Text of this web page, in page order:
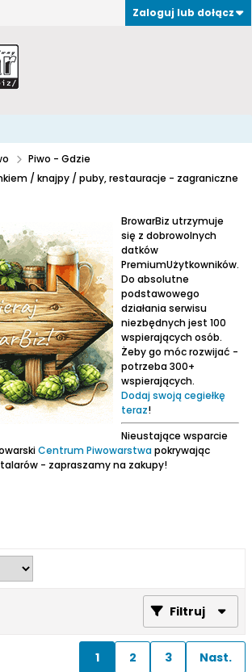
Zaloguj lub dołącz
Piwo - Gdzie
/ knajpy / puby, restauracje - zagraniczne
BrowarBiz utrzymuje
się z dobrowolnych
datków
PremiumUżytkowników.
Do absolutne
podstawowego
działania serwisu
niezbędnych jest 100
wspierających osób.
Żeby go móc rozwijać -
potrzeba 300+
wspierających.
Dodaj swoją cegiełkę
teraz!
Nieustające wsparcie
Centrum Piwowarstwapokrywając
- zapraszamy na zakupy!
Filtruj
1 2 3 Nast.